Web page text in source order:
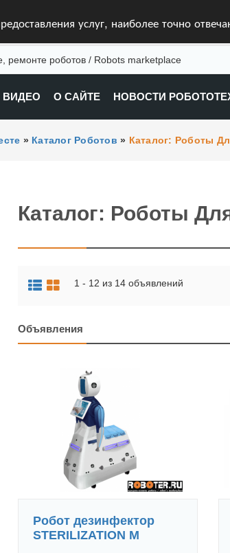
услуг, наиболее точно
ремонте роботов / Robots marketplace
ВИДЕО О САЙТЕ НОВОСТИ
» Каталог Роботов » Каталог: Роботы
Каталог: Роботы
1 - 12 из 14 объявлений
Объявления
Робот дезинфектор
STERILIZATION М